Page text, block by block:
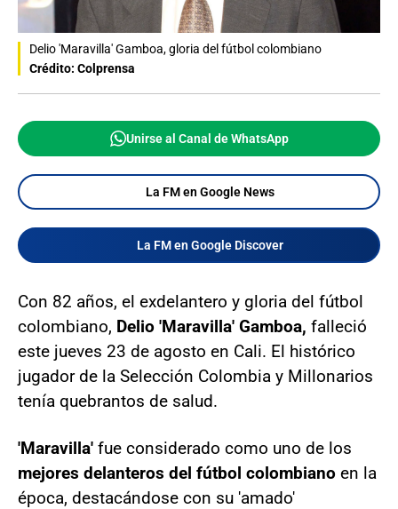
Delio 'Maravilla' Gamboa, gloria del fútbol colombiano
Crédito: Colprensa
Unirse al Canal de WhatsApp
La FM en Google News
La FM en Google Discover
Con 82 años, el exdelantero y gloria del fútbol
colombiano, Delio 'Maravilla' Gamboa, falleció
este jueves 23 de agosto en Cali. El histórico
jugador de la Selección Colombia y Millonarios
tenía quebrantos de salud.
'Maravilla' fue considerado como uno de los
mejores delanteros del fútbol colombiano en la
época, destacándose con su 'amado'